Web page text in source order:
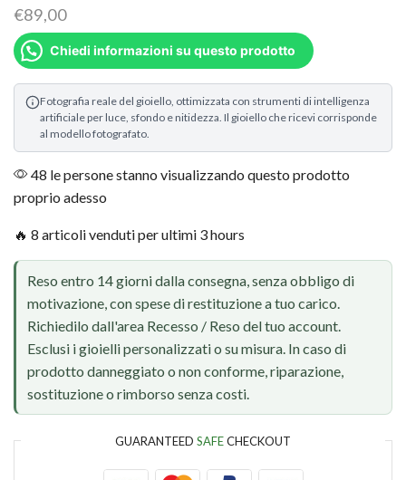
€89,00
Chiedi informazioni su questo prodotto
Fotografia reale del gioiello, ottimizzata con strumenti di intelligenza
artificiale per luce, sfondo e nitidezza. Il gioiello che ricevi corrisponde
al modello fotografato.
48 le persone stanno visualizzando questo prodotto
proprio adesso
🔥 8 articoli venduti per ultimi 3 hours
Reso entro 14 giorni dalla consegna, senza obbligo di
motivazione, con spese di restituzione a tuo carico.
Richiedilo dall'area Recesso / Reso del tuo account.
Esclusi i gioielli personalizzati o su misura. In caso di
prodotto danneggiato o non conforme, riparazione,
sostituzione o rimborso senza costi.
GUARANTEED SAFECHECKOUT